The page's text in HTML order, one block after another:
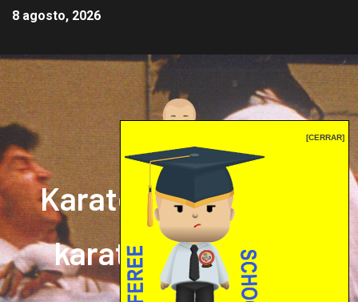
[CERRAR]
8 agosto, 2026
Karate mrprepor: el
karate en internet
El karate en internet